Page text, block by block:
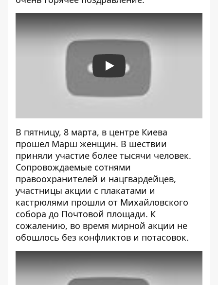
Play
В пятницу, 8 марта, в центре Киева
прошел Марш женщин. В шествии
приняли участие более тысячи человек.
Сопровождаемые сотнями
правоохранителей и нацгвардейцев,
участницы акции с плакатами и
кастрюлями прошли от Михайловского
собора до Почтовой площади. К
сожалению, во время мирной акции не
обошлось без конфликтов и потасовок.